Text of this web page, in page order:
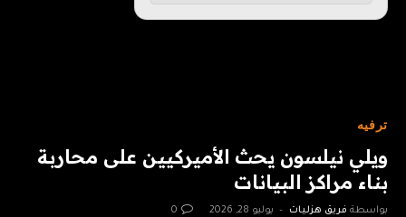
ترفيه
ويلي نيلسون يحث الأميركيين على محاربة
بناء مراكز البيانات
بواسطة فريق هزليات يوليو 28, 2026 0